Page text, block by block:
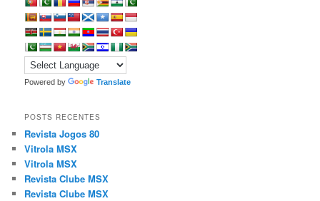
Powered by Translate
POSTS RECENTES
Revista Jogos 80
Vitrola MSX
Vitrola MSX
Revista Clube MSX
Revista Clube MSX